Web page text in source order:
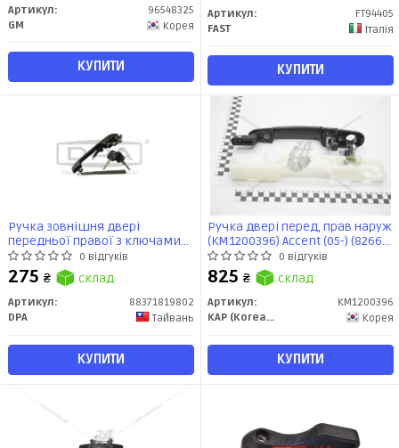
Артикул:
96548325
GM
Корея
КУПИТИ
Артикул:
FT94405
FAST
Італія
КУПИТИ
Ручка зовнішня двері
передньої правої з ключами
Audi 100 (83-88),200 (84-88)
(88371819802) DPA
0 відгуків
275 ₴ склад
Артикул:
88371819802
DPA
Тайвань
КУПИТИ
Ручка двері перед, прав наруж
(KM1200396) Accent (05-) (82660-
1E050) KAP
0 відгуків
825 ₴ склад
Артикул:
KM1200396
KAP (KoreaAutoParts)
Корея
КУПИТИ